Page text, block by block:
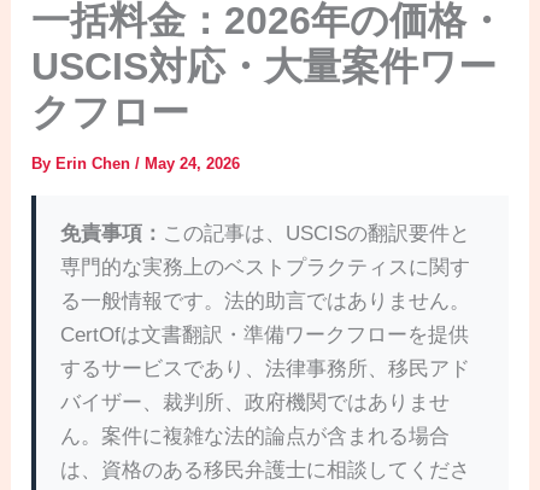
一括料金：2026年の価格・
USCIS対応・大量案件ワー
クフロー
ByErin Chen/May 24, 2026
免責事項： この記事は、USCISの翻訳要件と
専門的な実務上のベストプラクティスに関す
る一般情報です。法的助言ではありません。
CertOfは文書翻訳・準備ワークフローを提供
するサービスであり、法律事務所、移民アド
バイザー、裁判所、政府機関ではありませ
ん。案件に複雑な法的論点が含まれる場合
は、資格のある移民弁護士に相談してくださ